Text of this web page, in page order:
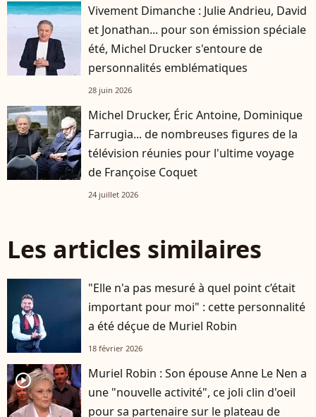
Vivement Dimanche : Julie Andrieu, David
et Jonathan... pour son émission spéciale
été, Michel Drucker s'entoure de
personnalités emblématiques
28 juin 2026
Michel Drucker, Éric Antoine, Dominique
Farrugia... de nombreuses figures de la
télévision réunies pour l'ultime voyage
de Françoise Coquet
24 juillet 2026
Les articles similaires
"Elle n'a pas mesuré à quel point c’était
important pour moi" : cette personnalité
a été déçue de Muriel Robin
18 février 2026
player2
Muriel Robin : Son épouse Anne Le Nen a
une "nouvelle activité", ce joli clin d'oeil
pour sa partenaire sur le plateau de